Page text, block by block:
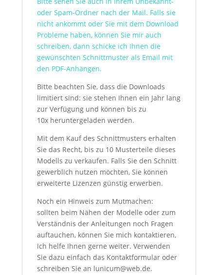
oder Spam-Ordner nach der Mail. Falls sie
nicht ankommt oder Sie mit dem Download
Probleme haben, können Sie mir auch
schreiben, dann schicke ich Ihnen die
gewünschten Schnittmuster als Email mit
den PDF-Anhängen.
Bitte beachten Sie, dass die Downloads
limitiert sind: sie stehen Ihnen ein Jahr lang
zur Verfügung und können bis zu
10x heruntergeladen werden.
Mit dem Kauf des Schnittmusters erhalten
Sie das Recht, bis zu 10 Musterteile dieses
Modells zu verkaufen. Falls Sie den Schnitt
gewerblich nutzen möchten, Sie können
erweiterte Lizenzen günstig erwerben.
Noch ein Hinweis zum Mutmachen:
sollten beim Nähen der Modelle oder zum
Verständnis der Anleitungen noch Fragen
auftauchen, können Sie mich kontaktieren,
ich helfe Ihnen gerne weiter. Verwenden
Sie dazu einfach das Kontaktformular oder
schreiben Sie an lunicum@web.de.